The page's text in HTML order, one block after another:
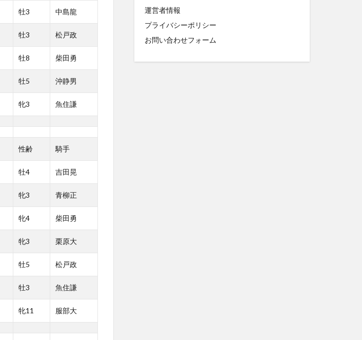
牡3 中島龍
牡3 松戸政
牡8 柴田勇
牡5 沖静男
牝3 魚住謙
性齢 騎手
牡4 吉田晃
牝3 青柳正
牝4 柴田勇
牝3 栗原大
牡5 松戸政
牡3 魚住謙
牝11 服部大
運営者情報
プライバシーポリシー
お問い合わせフォーム